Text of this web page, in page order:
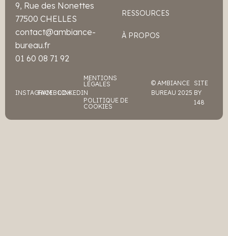
9, Rue des Nonettes
77500 CHELLES
contact@ambiance-
bureau.fr
01 60 08 71 92
RESSOURCES
À PROPOS
© AMBIANCE
BUREAU 2025
SITE
BY
148
MENTIONS
LÉGALES
POLITIQUE DE
COOKIES
INSTAGRAMFACEBOOKLINKEDIN